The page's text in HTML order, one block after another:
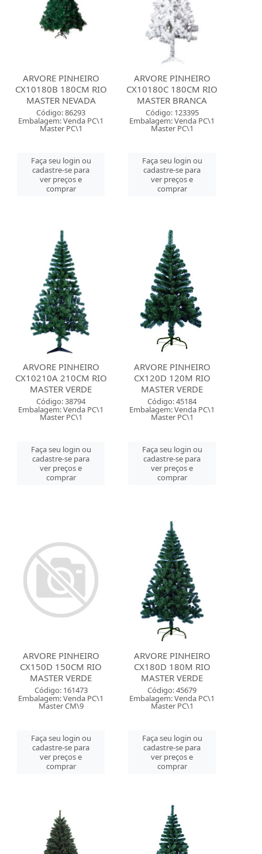
ARVORE PINHEIRO
CX10180B 180CM RIO
MASTER NEVADA
Código: 86293
Embalagem: Venda PC\1
Master PC\1
Faça seu login ou
cadastre-se para
ver preços e
comprar
ARVORE PINHEIRO
CX10180C 180CM RIO
MASTER BRANCA
Código: 123395
Embalagem: Venda PC\1
Master PC\1
Faça seu login ou
cadastre-se para
ver preços e
comprar
ARVORE PINHEIRO
CX10210A 210CM RIO
MASTER VERDE
Código: 38794
Embalagem: Venda PC\1
Master PC\1
Faça seu login ou
cadastre-se para
ver preços e
comprar
ARVORE PINHEIRO
CX120D 120M RIO
MASTER VERDE
Código: 45184
Embalagem: Venda PC\1
Master PC\1
Faça seu login ou
cadastre-se para
ver preços e
comprar
ARVORE PINHEIRO
CX150D 150CM RIO
MASTER VERDE
Código: 161473
Embalagem: Venda PC\1
Master CM\9
Faça seu login ou
cadastre-se para
ver preços e
comprar
ARVORE PINHEIRO
CX180D 180M RIO
MASTER VERDE
Código: 45679
Embalagem: Venda PC\1
Master PC\1
Faça seu login ou
cadastre-se para
ver preços e
comprar